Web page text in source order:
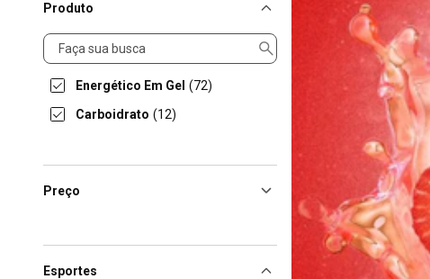
Produto
Produto
Energético Em Gel (72)
Carboidrato (12)
Preço
Esportes